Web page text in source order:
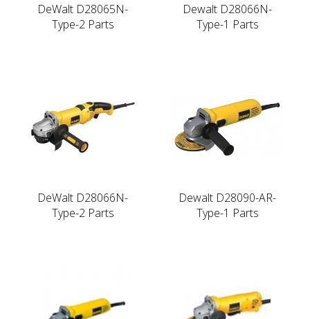
DeWalt D28065N-
Type-2 Parts
Dewalt D28066N-
Type-1 Parts
DeWalt D28066N-
Type-2 Parts
Dewalt D28090-AR-
Type-1 Parts